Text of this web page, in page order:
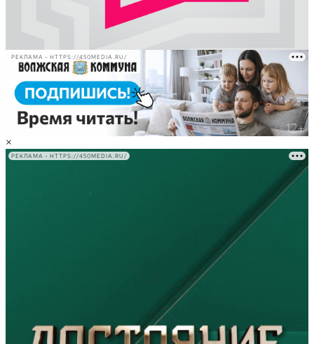
РЕКЛАМА • HTTPS://450MEDIA.RU/
×
РЕКЛАМА • HTTPS://450MEDIA.RU/